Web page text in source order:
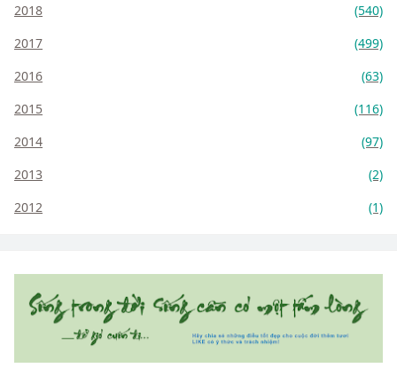
2018
(540)
2017
(499)
2016
(63)
2015
(116)
2014
(97)
2013
(2)
2012
(1)